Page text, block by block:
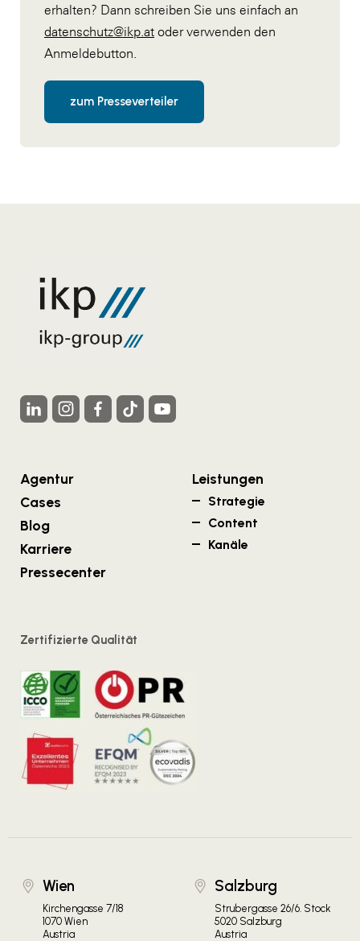
erhalten? Dann schreiben Sie uns einfach an
datenschutz@ikp.at oder verwenden den
Anmeldebutton.
zum Presseverteiler
Agentur
Cases
Blog
Karriere
Pressecenter
Leistungen
Strategie
Content
Kanäle
Zertifizierte Qualität
Wien
Kirchengasse 7/18
1070 Wien
Austria
Salzburg
Strubergasse 26/6. Stock
5020 Salzburg
Austria